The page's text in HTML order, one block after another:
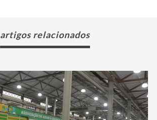
artigos relacionados